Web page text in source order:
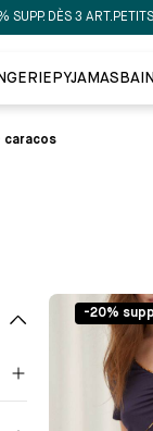
DÈS 3 ART.PETITS
PYJAMAS BAIN
caracos
-20%